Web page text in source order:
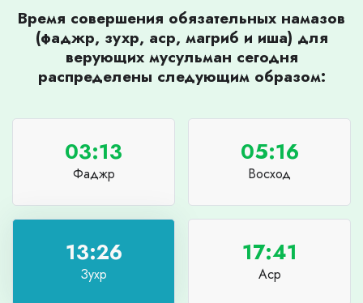
Время совершения обязательных намазов
(фаджр, зухр, аср, магриб и иша) для
верующих мусульман сегодня
распределены следующим образом:
03:13
Фаджр
05:16
Восход
13:26
Зухр
17:41
Аср